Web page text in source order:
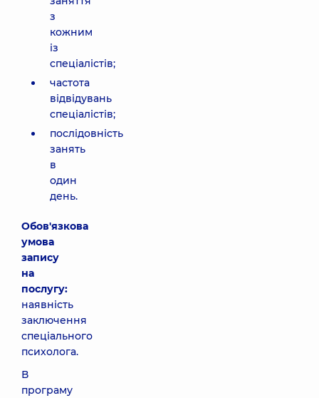
з
кожним
із
спеціалістів;
частота
відвідувань
спеціалістів;
послідовність
занять
в
один
день.
Обов'язкова
умова
запису
на
послугу:
наявність
заключення
спеціального
психолога.
В
програму